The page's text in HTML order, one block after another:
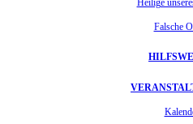
Heilige
Falsche